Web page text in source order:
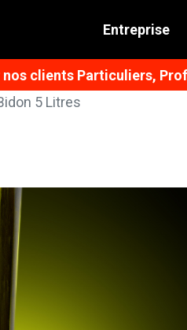
Entreprise
clients Particuliers,
5 Litres